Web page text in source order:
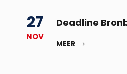
27
NOV
Deadline
MEER